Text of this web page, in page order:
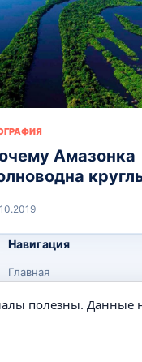
Амазонка
Навигация
Главная
полезны. Данные